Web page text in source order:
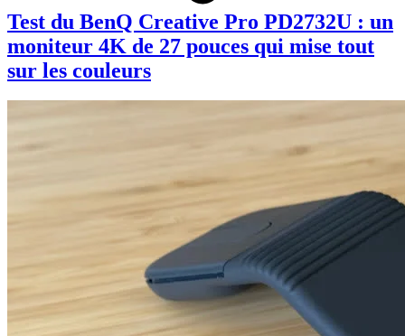
Test du BenQ Creative Pro PD2732U : un
moniteur 4K de 27 pouces qui mise tout
sur les couleurs